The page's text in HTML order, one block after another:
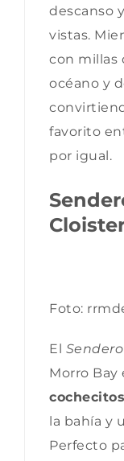
descanso
vistas.
con millas
océano y
favorito
por igual.
Foto:
El
Morro Bay
cochecitos
la bahía y
Perfecto